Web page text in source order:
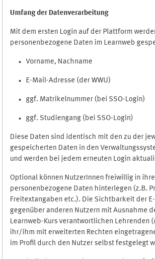
Umfang der Datenverarbeitung
Mit dem ersten Login auf der Plattform
personenbezogene Daten im Learnweb
Vorname, Nachname
E-Mail-Adresse (der WWU)
ggf. Matrikelnummer (bei SSO-Login)
ggf. Studiengang (bei SSO-Login)
Diese Daten sind identisch mit den zu der
gespeicherten Daten in den
und werden bei jedem erneuten Login
Optional können NutzerInnen freiwillig in
personenbezogene Daten hinterlegen (z.B.
Freitextangaben etc.). Die Sichtbarkeit der
gegenüber anderen Nutzern mit Ausnahme
Learnweb-Kurs verantwortlichen Lehrenden
ihr/ihm mit erweiterten Rechten
im Profil durch den Nutzer selbst festgelegt